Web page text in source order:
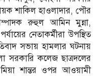
শাকিল হাওলাদার, পৌর
রুহুল আমিন মুন্না,
নেতাকর্মীরা উপস্থিত
সভায় হামলার ঘটনায়
সরকারি কলেজ ছাত্রদলের
শান্তর ওপর আওয়ামী